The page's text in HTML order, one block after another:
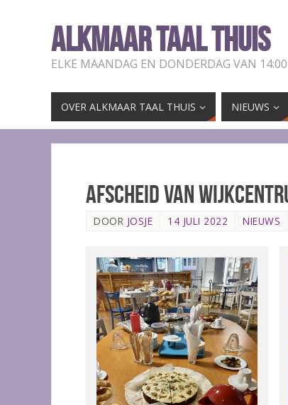
ALKMAAR TAAL THUIS
ELKE MAANDAG EN DONDERDAG VAN
OVER ALKMAAR TAAL THUIS NIEUWS
Afscheid van
DOOR JOSJE 14 JULI 2022 NIEUWS